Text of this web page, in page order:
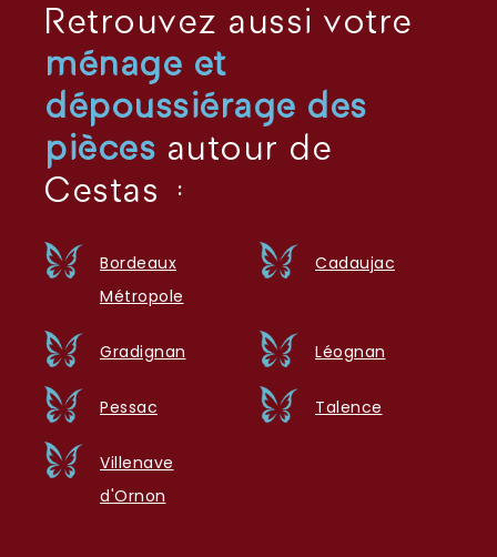
Retrouvez aussi votre
ménage et
dépoussiérage des
pièces autour de
Cestas :
Bordeaux
Métropole
Cadaujac
Gradignan Léognan
Pessac Talence
Villenave
d'Ornon